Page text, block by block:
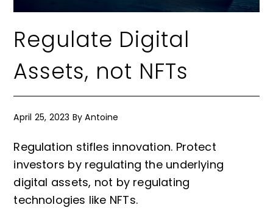
Regulate Digital
Assets, not NFTs
April 25, 2023 ByAntoine
Regulation stifles innovation. Protect
investors by regulating the underlying
digital assets, not by regulating
technologies like NFTs.